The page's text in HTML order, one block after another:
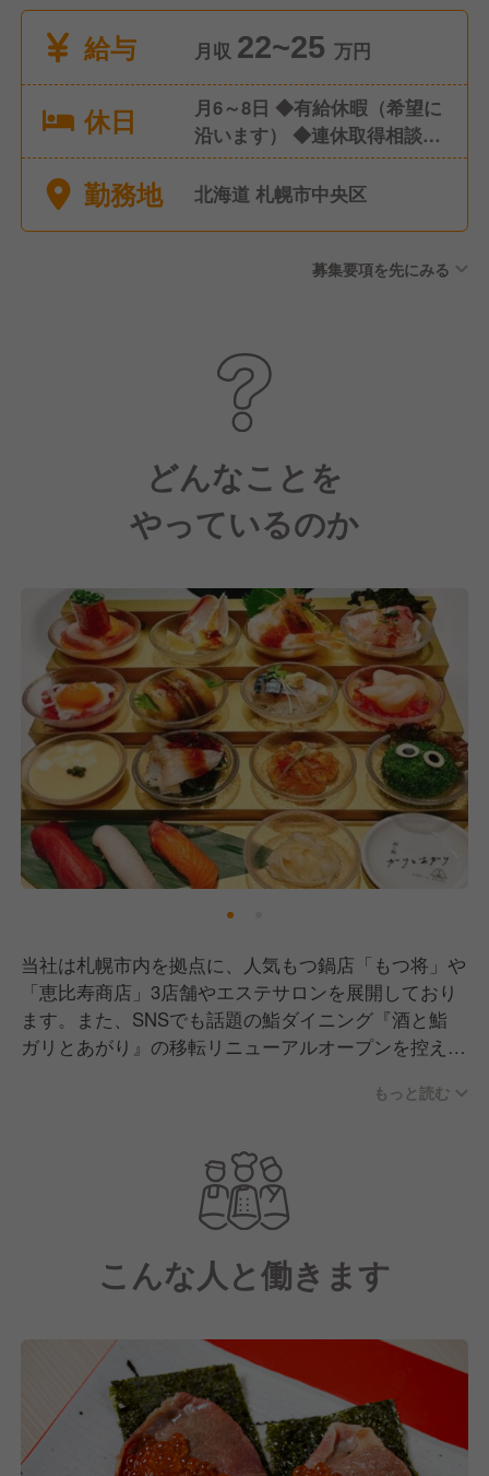
給与
月収 22~25 万円
休日
月6～8日 ◆有給休暇（希望に
沿います） ◆連休取得相談
OK
勤務地 北海道 札幌市中央区
募集要項を先にみる
どんなことを
やっているのか
当社は札幌市内を拠点に、人気もつ鍋店「もつ将」や
「恵比寿商店」3店舗やエステサロンを展開しており
ます。また、SNSでも話題の鮨ダイニング『酒と鮨
ガリとあがり』の移転リニューアルオープンを控え、
て応える柔軟性です。「副業するくらいなら自社で稼
いでほしい」という想いから、変形労働制を活用して
高収入を目指すことも、終電に合わせて帰宅すること
も可能。型にはまらない自由な社風が自慢です。
さらに、タイ・ベトナムに続きハンガリーへの出店も
も、当社なら最短距離で実現できます。札幌の活気あ
る現場から、世界を舞台に活躍しませんか？
もっと読む
こんな人と働きます